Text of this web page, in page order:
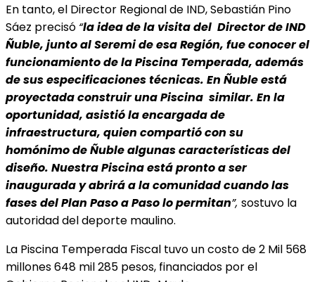
En tanto, el Director Regional de IND, Sebastián Pino
Sáez precisó “la idea de la visita del Director de IND
Ñuble, junto al Seremi de esa Región, fue conocer el
funcionamiento de la Piscina Temperada, además
de sus especificaciones técnicas. En Ñuble está
proyectada construir una Piscina similar. En la
oportunidad, asistió la encargada de
infraestructura, quien compartió con su
homónimo de Ñuble algunas características del
diseño. Nuestra Piscina está pronto a ser
inaugurada y abrirá a la comunidad cuando las
fases del Plan Paso a Paso lo permitan”, sostuvo la
autoridad del deporte maulino.
La Piscina Temperada Fiscal tuvo un costo de 2 Mil 568
millones 648 mil 285 pesos, financiados por el